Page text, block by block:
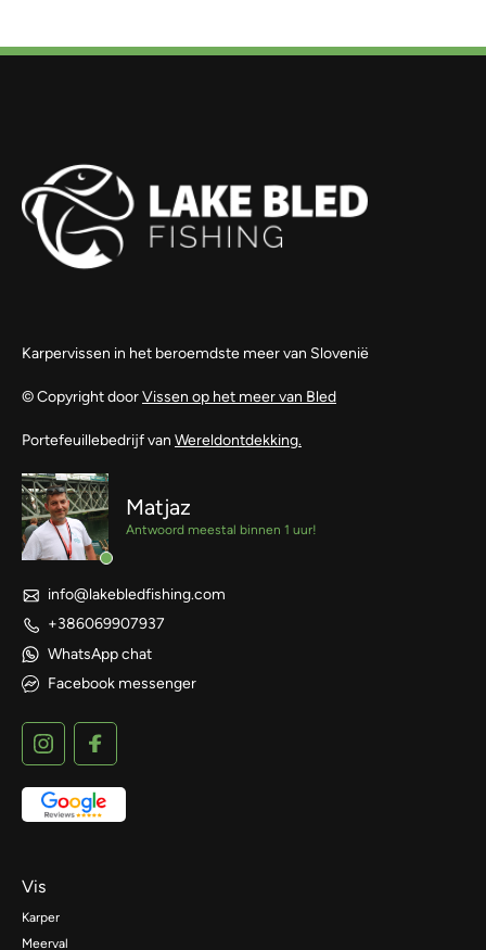
Karpervissen in het beroemdste meer van Slovenië
© Copyright doorVissen op het meer van Bled
Portefeuillebedrijf van Wereldontdekking.
Matjaz
Antwoord meestal binnen 1 uur!
info@lakebledfishing.com
+386069907937
WhatsApp chat
Facebook messenger
Vis
Karper
Meerval